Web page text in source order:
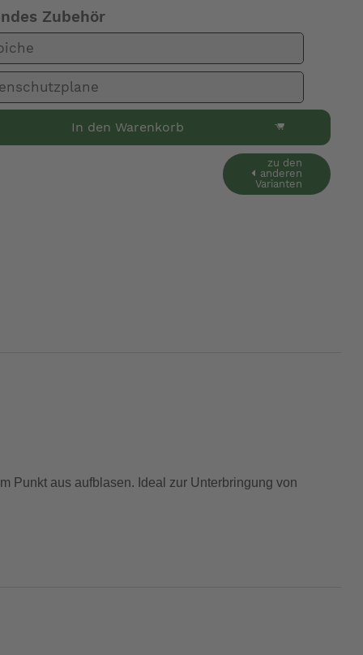
Zubehör
In den Warenkorb
zu den
anderen
Varianten
Punkt aus aufblasen. Ideal zur Unterbringung von